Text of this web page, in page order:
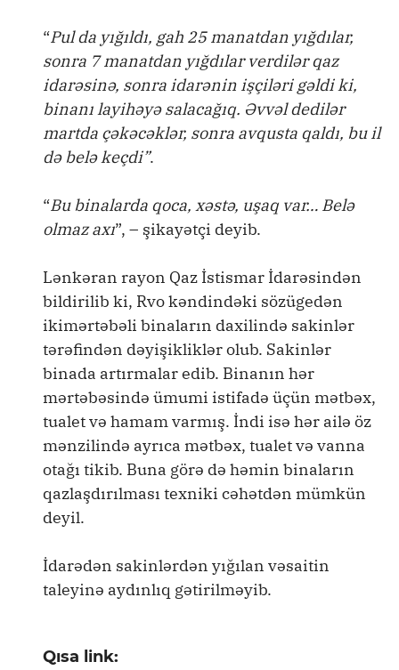
“Pul da yığıldı, gah 25 manatdan yığdılar,
sonra 7 manatdan yığdılar verdilər qaz
idarəsinə, sonra idarənin işçiləri gəldi ki,
binanı layihəyə salacağıq. Əvvəl dedilər
martda çəkəcəklər, sonra avqusta qaldı, bu il
də belə keçdi”.
“Bu binalarda qoca, xəstə, uşaq var… Belə
olmaz axı”, – şikayətçi deyib.
Lənkəran rayon Qaz İstismar İdarəsindən
bildirilib ki, Rvo kəndindəki sözügedən
ikimərtəbəli binaların daxilində sakinlər
tərəfindən dəyişikliklər olub. Sakinlər
binada artırmalar edib. Binanın hər
mərtəbəsində ümumi istifadə üçün mətbəx,
tualet və hamam varmış. İndi isə hər ailə öz
mənzilində ayrıca mətbəx, tualet və vanna
otağı tikib. Buna görə də həmin binaların
qazlaşdırılması texniki cəhətdən mümkün
deyil.
İdarədən sakinlərdən yığılan vəsaitin
taleyinə aydınlıq gətirilməyib.
Qısa link: